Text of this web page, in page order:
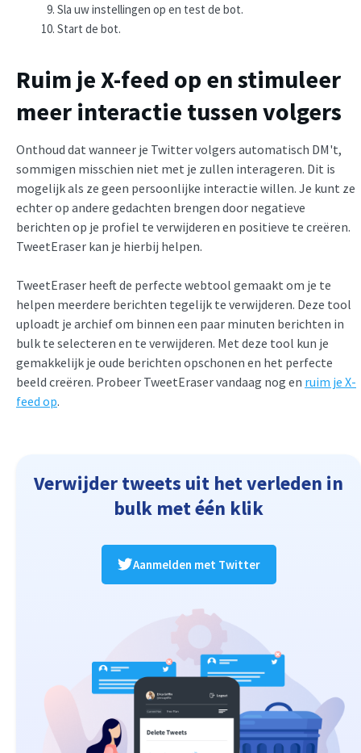
Sla uw instellingen op en test de bot.
Start de bot.
Ruim je X-feed op en stimuleer
meer interactie tussen volgers
Onthoud dat wanneer je Twitter volgers automatisch DM't,
sommigen misschien niet met je zullen interageren. Dit is
mogelijk als ze geen persoonlijke interactie willen. Je kunt ze
echter op andere gedachten brengen door negatieve
berichten op je profiel te verwijderen en positieve te creëren.
TweetEraser kan je hierbij helpen.
TweetEraser heeft de perfecte webtool gemaakt om je te
helpen meerdere berichten tegelijk te verwijderen. Deze tool
uploadt je archief om binnen een paar minuten berichten in
bulk te selecteren en te verwijderen. Met deze tool kun je
gemakkelijk je oude berichten opschonen en het perfecte
beeld creëren. Probeer TweetEraser vandaag nog en ruim je X-
feed op.
Verwijder tweets uit het verleden in
bulk met één klik
Aanmelden met Twitter